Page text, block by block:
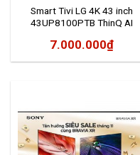
Smart Tivi LG 4K 43 inch
43UP8100PTB ThinQ AI
7.000.000₫